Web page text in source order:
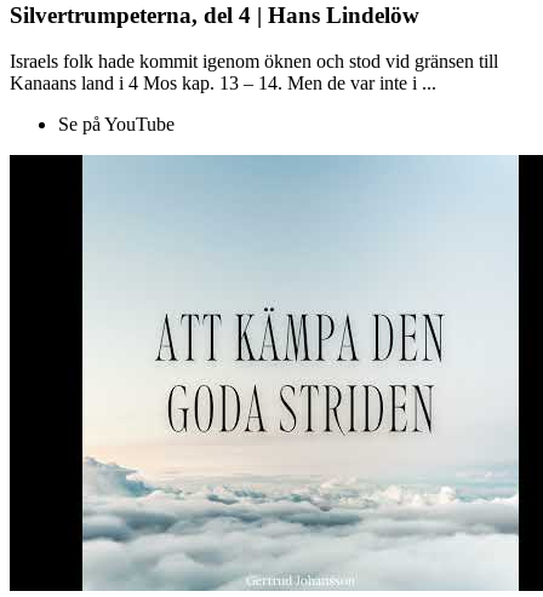
Silvertrumpeterna, del 4 | Hans Lindelöw
Israels folk hade kommit igenom öknen och stod vid gränsen till
Kanaans land i 4 Mos kap. 13 – 14. Men de var inte i ...
Se på YouTube